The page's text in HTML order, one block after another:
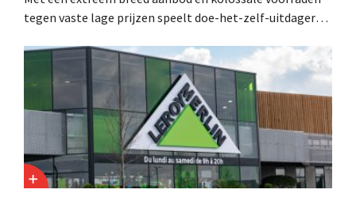
tegen vaste lage prijzen speelt doe-het-zelf-uitdager
“We lossen drie belangrijke problemen op voor onze
klanten,” zegt topman Loïc Hardy.